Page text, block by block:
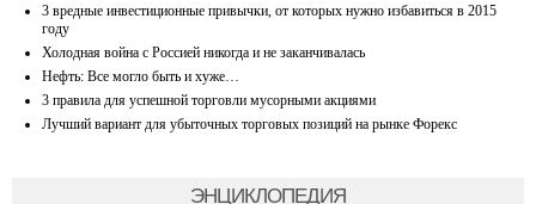
3 вредные инвестиционные привычки, от которых нужно избавиться в 2015
году
Холодная война с Россией никогда и не заканчивалась
Нефть: Все могло быть и хуже…
3 правила для успешной торговли мусорными акциями
Лучший вариант для убыточных торговых позиций на рынке Форекс
ЭНЦИКЛОПЕДИЯ